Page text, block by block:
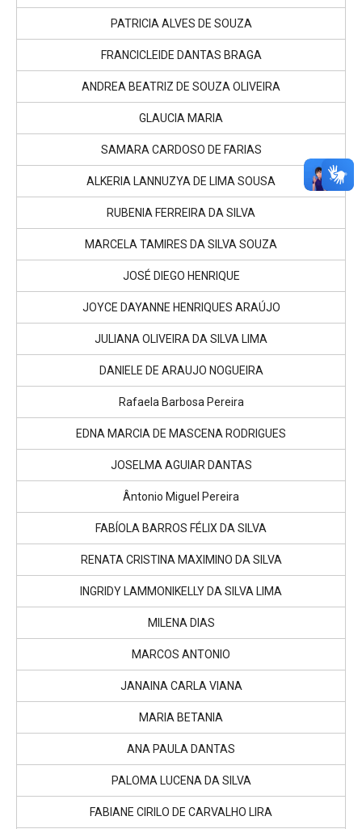
PATRICIA ALVES DE SOUZA
FRANCICLEIDE DANTAS BRAGA
ANDREA BEATRIZ DE SOUZA OLIVEIRA
GLAUCIA MARIA
SAMARA CARDOSO DE FARIAS
ALKERIA LANNUZYA DE LIMA SOUSA
RUBENIA FERREIRA DA SILVA
MARCELA TAMIRES DA SILVA SOUZA
JOSÉ DIEGO HENRIQUE
JOYCE DAYANNE HENRIQUES ARAÚJO
JULIANA OLIVEIRA DA SILVA LIMA
DANIELE DE ARAUJO NOGUEIRA
Rafaela Barbosa Pereira
EDNA MARCIA DE MASCENA RODRIGUES
JOSELMA AGUIAR DANTAS
Ântonio Miguel Pereira
FABÍOLA BARROS FÉLIX DA SILVA
RENATA CRISTINA MAXIMINO DA SILVA
INGRIDY LAMMONIKELLY DA SILVA LIMA
MILENA DIAS
MARCOS ANTONIO
JANAINA CARLA VIANA
MARIA BETANIA
ANA PAULA DANTAS
PALOMA LUCENA DA SILVA
FABIANE CIRILO DE CARVALHO LIRA